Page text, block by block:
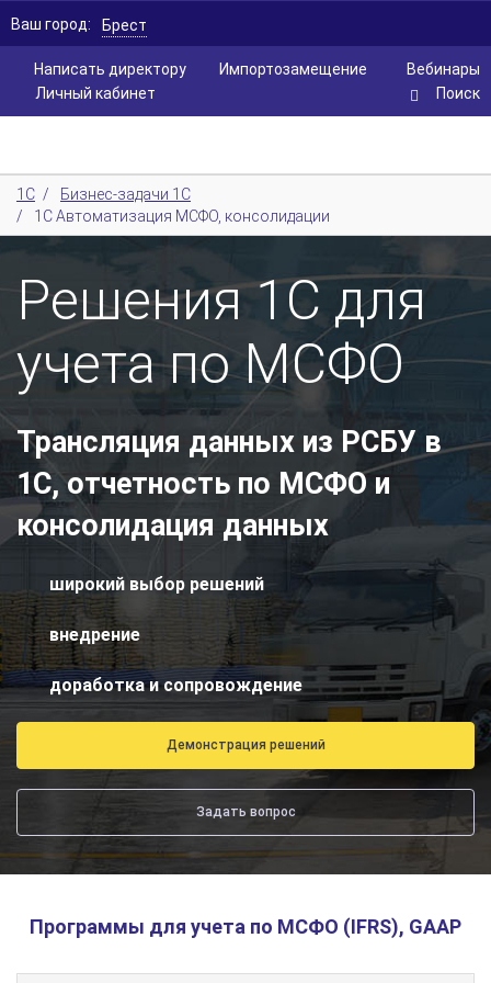
Написать директору Вебинары
Импортозамещение
Личный кабинет
Ваш город: Брест
Поиск
1С /
Бизнес-задачи 1С
/
1С Автоматизация МСФО, консолидации
Решения 1С для
учета по МСФО
Трансляция данных из РСБУ в
1С, отчетность по МСФО и
консолидация данных
широкий выбор решений
внедрение
доработка и сопровождение
Демонстрация решений
Задать вопрос
Программы для учета по МСФО (IFRS), GAAP